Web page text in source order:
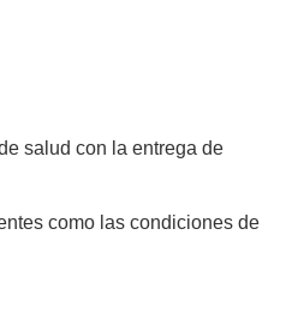
salud con la entrega de
como las condiciones de